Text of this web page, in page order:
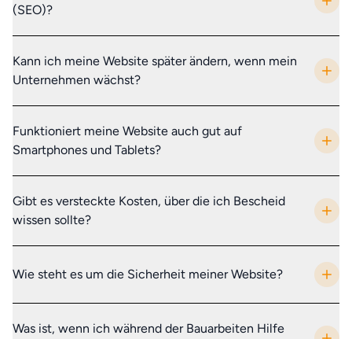
(SEO)?
Kann ich meine Website später ändern, wenn mein
Unternehmen wächst?
Funktioniert meine Website auch gut auf
Smartphones und Tablets?
Gibt es versteckte Kosten, über die ich Bescheid
wissen sollte?
Wie steht es um die Sicherheit meiner Website?
Was ist, wenn ich während der Bauarbeiten Hilfe